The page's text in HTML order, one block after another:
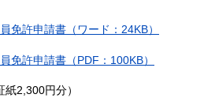
免許申請書（ワード：24KB）
免許申請書（PDF：100KB）
2,300円分）